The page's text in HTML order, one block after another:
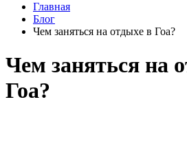
Главная
Блог
Чем заняться на отдыхе в Гоа?
Чем заняться на
Гоа?